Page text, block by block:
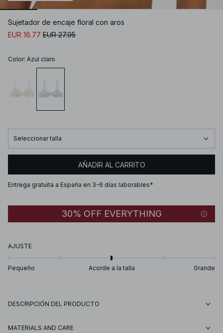
Sujetador de encaje floral con aros
EUR 16.77 EUR 27.95
Color: Azul claro
Seleccionar talla
AÑADIR AL CARRITO
Entrega gratuita a España en 3-6 días laborables*
30% OFF EVERYTHING
AJUSTE
Pequeño Acorde a la talla Grande
DESCRIPCIÓN DEL PRODUCTO
MATERIALS AND CARE